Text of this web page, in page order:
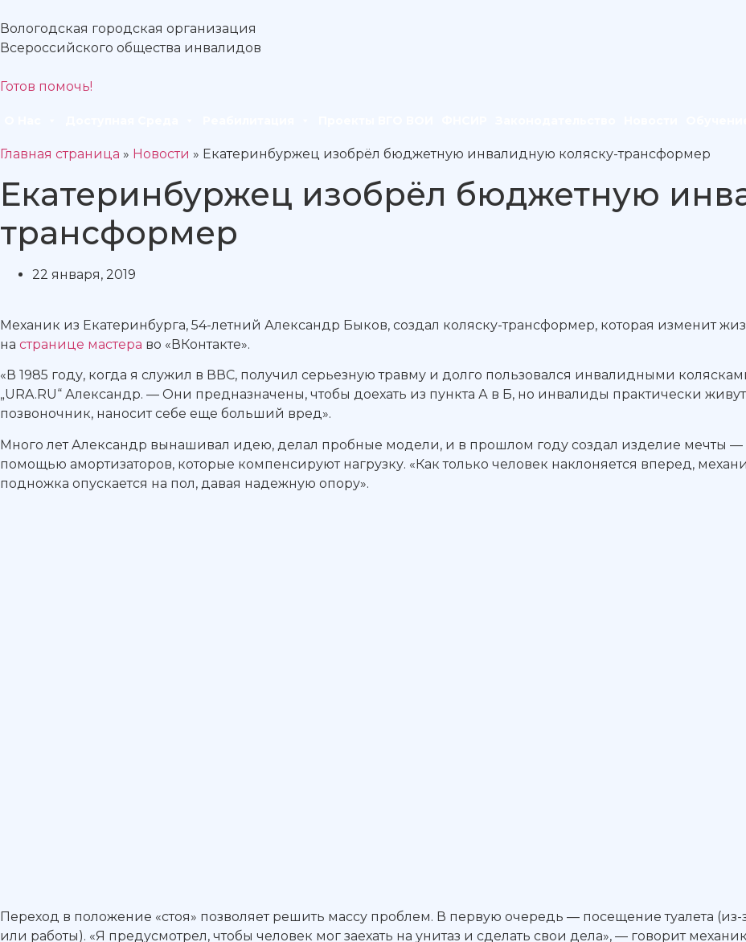
Вологодская городская организация
Всероссийского общества инвалидов
Готов помочь!
Главная страница » Новости » Екатеринбуржец изобрёл бюджетную инвалидную коляску-трансформер
Екатеринбуржец изобрёл бюджетную
трансформер
22 января, 2019
Механик из Екатеринбурга, 54-летний Александр Быков, создал коляску-трансформер, которая изменит
на странице мастера во «ВКонтакте».
«В 1985 году, когда я служил в ВВС, получил серьезную травму и долго пользовался инвалидными
„URA.RU“ Александр. — Они предназначены, чтобы доехать из пункта А в Б, но инвалиды практически
позвоночник, наносит себе еще больший вред».
Много лет Александр вынашивал идею, делал пробные модели, и в прошлом году создал изделие мечты —
помощью амортизаторов, которые компенсируют нагрузку. «Как только человек наклоняется вперед,
подножка опускается на пол, давая надежную опору».
Переход в положение «стоя» позволяет решить массу проблем. В первую очередь — посещение туалета
или работы). «Я предусмотрел, чтобы человек мог заехать на унитаз и сделать свои дела», — говорит